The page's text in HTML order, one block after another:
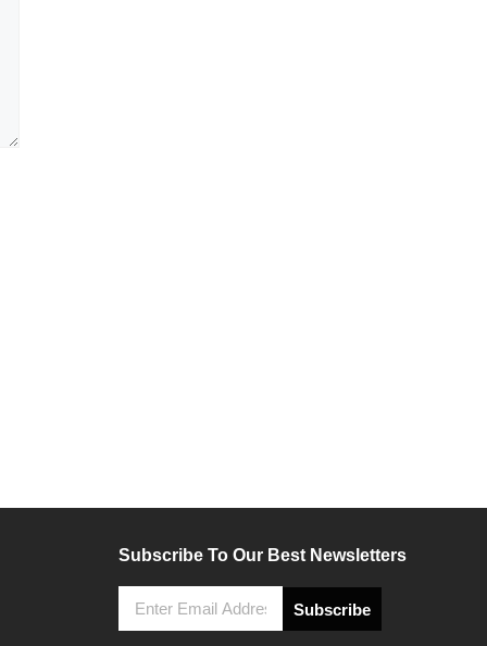
Subscribe To Our Best Newsletters
Subscribe